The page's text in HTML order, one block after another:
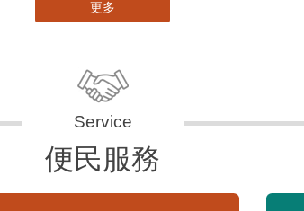
更多
便民服務